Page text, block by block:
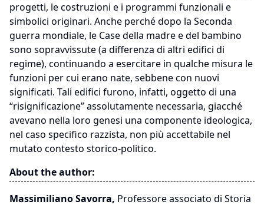
progetti, le costruzioni e i programmi funzionali e
simbolici originari. Anche perché dopo la Seconda
guerra mondiale, le Case della madre e del bambino
sono sopravvissute (a differenza di altri edifici di
regime), continuando a esercitare in qualche misura le
funzioni per cui erano nate, sebbene con nuovi
significati. Tali edifici furono, infatti, oggetto di una
“risignificazione” assolutamente necessaria, giacché
avevano nella loro genesi una componente ideologica,
nel caso specifico razzista, non più accettabile nel
mutato contesto storico-politico.
About the author:
Massimiliano Savorra, Professore associato di Storia